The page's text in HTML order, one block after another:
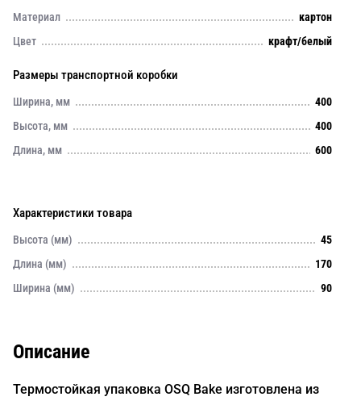
Материал
картон
Цвет
крафт/белый
Размеры транспортной коробки
Ширина, мм
400
Высота, мм
400
Длина, мм
600
Характеристики товара
Высота (мм)
45
Длина (мм)
170
Ширина (мм)
90
Описание
Термостойкая упаковка OSQ Bake изготовлена из